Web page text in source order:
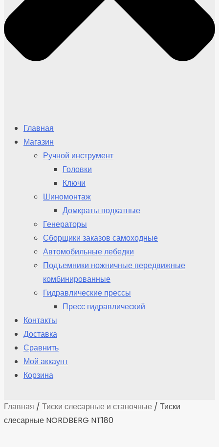
Главная
Магазин
Ручной инструмент
Головки
Ключи
Шиномонтаж
Домкраты подкатные
Генераторы
Сборщики заказов самоходные
Автомобильные лебедки
Подъемники ножничные передвижные
комбинированные
Гидравлические прессы
Пресс гидравлический
Контакты
Доставка
Сравнить
Мой аккаунт
Корзина
Главная / Тиски слесарные и станочные / Тиски
слесарные NORDBERG NT180